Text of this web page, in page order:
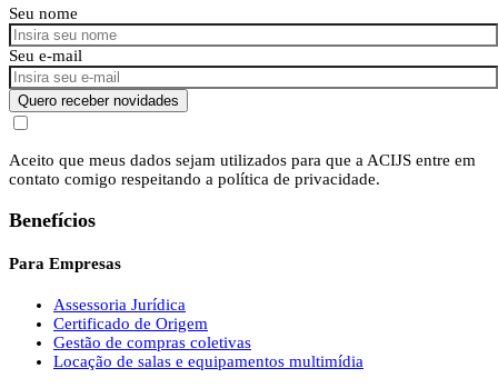
Seu nome
Seu e-mail
Quero receber novidades
Aceito que meus dados sejam utilizados para que a ACIJS entre em
contato comigo respeitando a política de privacidade.
Benefícios
Para Empresas
Assessoria Jurídica
Certificado de Origem
Gestão de compras coletivas
Locação de salas e equipamentos multimídia